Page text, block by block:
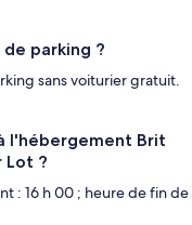
parking ?
sans voiturier gratuit.
l'hébergement Brit
Lot ?
: 16 h 00 ; heure de fin de